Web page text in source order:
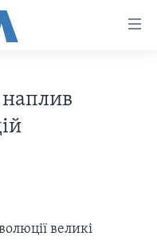
ПЕРШІ 100
наплив
великі